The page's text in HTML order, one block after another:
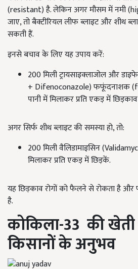
(resistant) है. लेकिन अगर मौसम में नमी
जाए, तो बैक्टीरियल लीफ ब्लाइट और शीथ
सकती हैं.
इनसे बचाव के लिए यह उपाय करें:
200 मिली ट्रायसाइक्लाजोल और
+ Difenoconazole) फफूंदनाशक
पानी में मिलाकर प्रति एकड़ में
अगर सिर्फ शीथ ब्लाइट की समस्या हो, तो:
200 मिली वैलिडामाइसिन
मिलाकर प्रति एकड़ में छिड़कें.
यह छिड़काव रोगों को फैलने से रोकता है
है.
कोकिला-33 की
किसानों के अनुभव